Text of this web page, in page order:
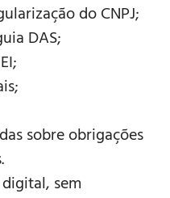
do CNPJ;
DAS;
sobre obrigações
sem